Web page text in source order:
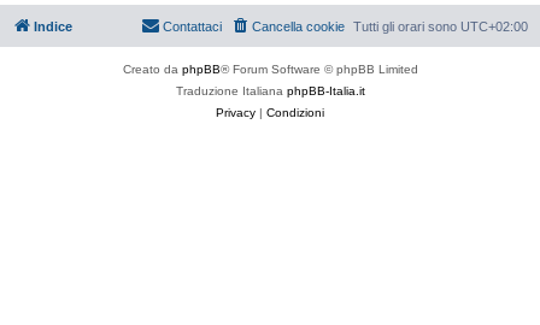
Indice Tutti gli orari sono UTC+02:00
Cancella cookie
Contattaci
Creato da phpBB® Forum Software © phpBB Limited
Traduzione Italiana phpBB-Italia.it
Privacy | Condizioni